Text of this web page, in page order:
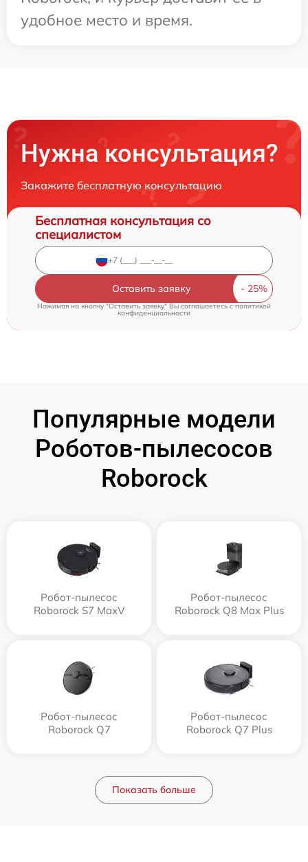
удобное место и время.
Нужна консультация?
Закажите бесплатную консультацию
Бесплатная консультация со
специалистом
Оставить заявку
Нажимая на кнопку "Оставить заявку" Вы соглашаетесь cполитикой
конфиденциальности
Популярные модели
Роботов-пылесосов
Roborock
Робот-пылесос
Roborock S7 MaxV
Робот-пылесос
Roborock Q8 Max Plus
Робот-пылесос
Roborock Q7
Робот-пылесос
Roborock Q7 Plus
Показать больше